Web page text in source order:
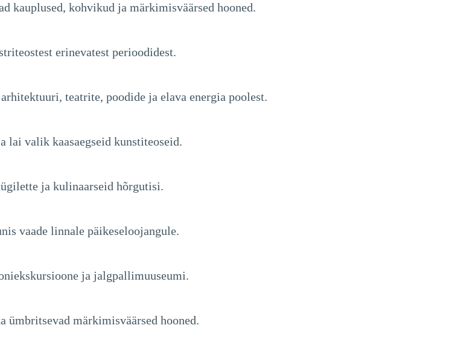
kauplused, kohvikud ja märkimisväärsed hooned.
erinevatest perioodidest.
teatrite, poodide ja elava energia poolest.
lai valik kaasaegseid kunstiteoseid.
ja kulinaarseid hõrgutisi.
vaade linnale päikeseloojangule.
ja jalgpallimuuseumi.
ümbritsevad märkimisväärsed hooned.